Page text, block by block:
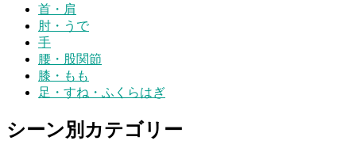
首・肩
肘・うで
手
腰・股関節
膝・もも
足・すね・ふくらはぎ
シーン別カテゴリー